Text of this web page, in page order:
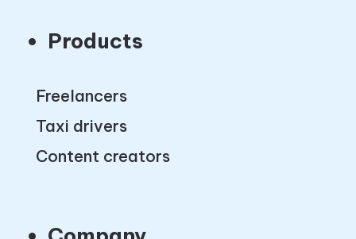
Products
Freelancers
Taxi drivers
Content creators